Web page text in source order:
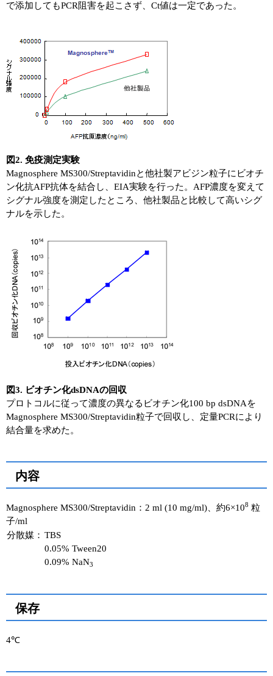
で添加してもPCR阻害を起こさず、Ct値は一定であった。
図2. 免疫測定実験
Magnosphere MS300/Streptavidinと他社製アビジン粒子にビオチ
ン化抗AFP抗体を結合し、EIA実験を行った。AFP濃度を変えて
シグナル強度を測定したところ、他社製品と比較して高いシグ
ナルを示した。
図3. ビオチン化dsDNAの回収
プロトコルに従って濃度の異なるビオチン化100 bp dsDNAを
Magnosphere MS300/Streptavidin粒子で回収し、定量PCRにより
結合量を求めた。
内容
Magnosphere MS300/Streptavidin：2 ml (10 mg/ml)、約6×108 粒
子/ml
分散媒： TBS
0.05% Tween20
0.09% NaN3
保存
4℃